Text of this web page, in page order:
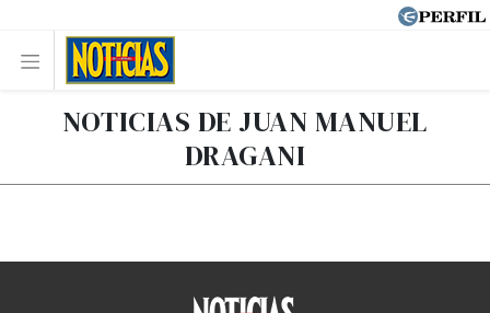
NOTICIAS DE JUAN MANUEL
DRAGANI